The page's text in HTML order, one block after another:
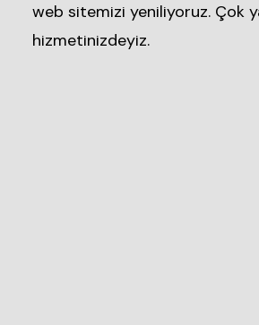
web sitemizi yeniliyoruz. Çok
hizmetinizdeyiz.